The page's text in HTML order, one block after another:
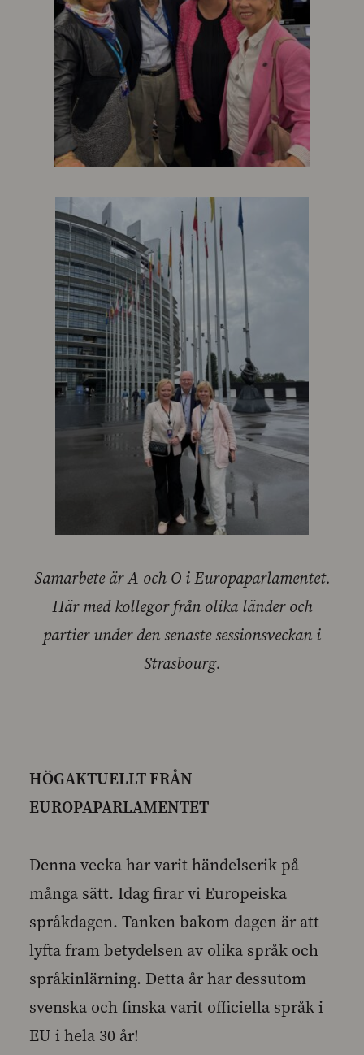
Samarbete är A och O i Europaparlamentet.
Här med kollegor från olika länder och
partier under den senaste sessionsveckan i
Strasbourg.
HÖGAKTUELLT FRÅN
EUROPAPARLAMENTET
Denna vecka har varit händelserik på
många sätt. Idag firar vi Europeiska
språkdagen. Tanken bakom dagen är att
lyfta fram betydelsen av olika språk och
språkinlärning. Detta år har dessutom
svenska och finska varit officiella språk i
EU i hela 30 år!